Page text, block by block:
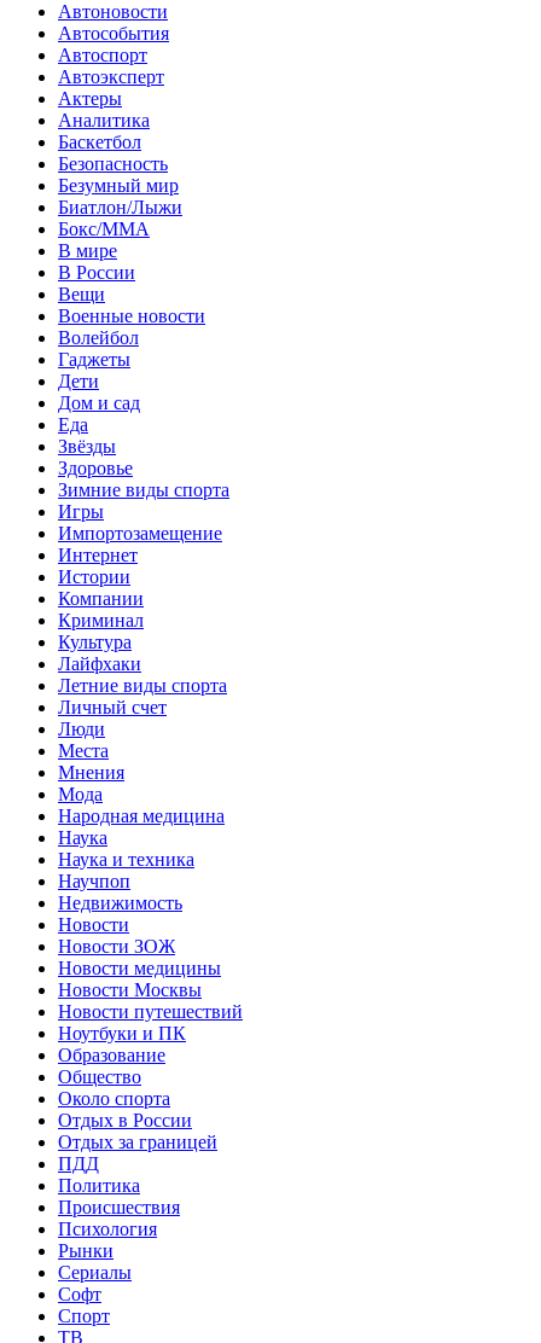
Автоновости
Автособытия
Автоспорт
Автоэксперт
Актеры
Аналитика
Баскетбол
Безопасность
Безумный мир
Биатлон/Лыжи
Бокс/MMA
В мире
В России
Вещи
Военные новости
Волейбол
Гаджеты
Дети
Дом и сад
Еда
Звёзды
Здоровье
Зимние виды спорта
Игры
Импортозамещение
Интернет
Истории
Компании
Криминал
Культура
Лайфхаки
Летние виды спорта
Личный счет
Люди
Места
Мнения
Мода
Народная медицина
Наука
Наука и техника
Научпоп
Недвижимость
Новости
Новости ЗОЖ
Новости медицины
Новости Москвы
Новости путешествий
Ноутбуки и ПК
Образование
Общество
Около спорта
Отдых в России
Отдых за границей
ПДД
Политика
Происшествия
Психология
Рынки
Сериалы
Софт
Спорт
ТВ